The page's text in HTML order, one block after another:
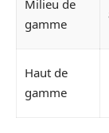
Milieu de
gamme
Haut de
gamme